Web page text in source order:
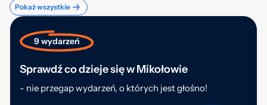
Pokaż wszystkie
9 wydarzeń
Sprawdź co dzieje się w Mikołowie
- nie przegap wydarzeń, o których jest głośno!